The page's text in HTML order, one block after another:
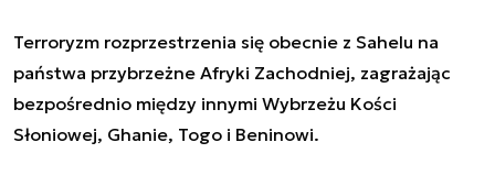
Terroryzm rozprzestrzenia się obecnie z Sahelu na
państwa przybrzeżne Afryki Zachodniej, zagrażając
bezpośrednio między innymi Wybrzeżu Kości
Słoniowej, Ghanie, Togo i Beninowi.